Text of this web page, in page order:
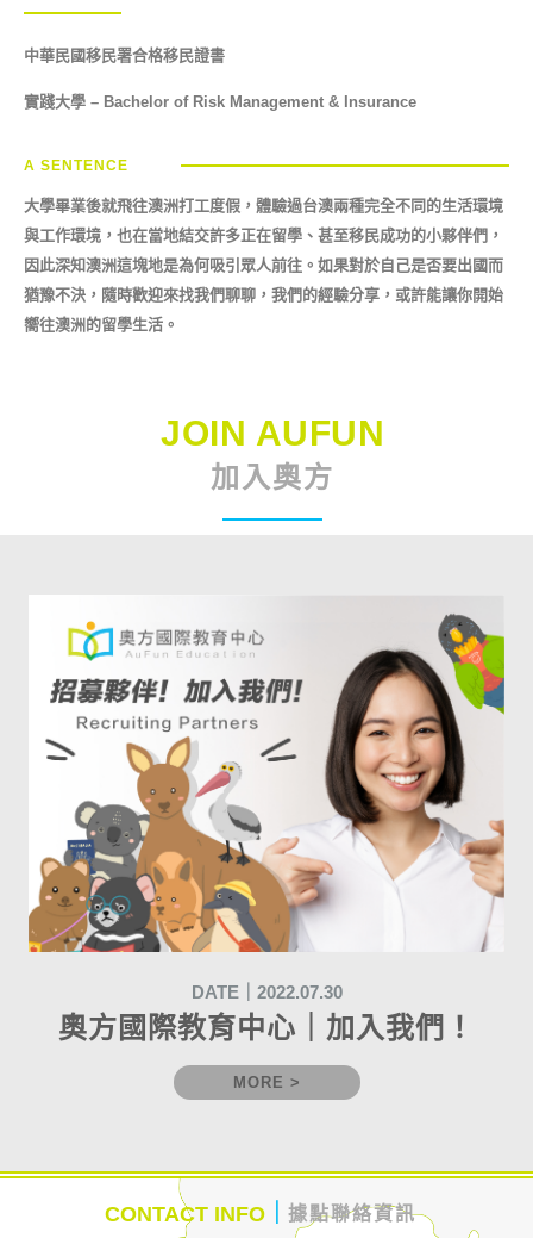
中華民國移民署合格移民證書
實踐大學 – Bachelor of Risk Management & Insurance
A SENTENCE
大學畢業後就飛往澳洲打工度假，體驗過台澳兩種完全不同的生活環境
與工作環境，也在當地結交許多正在留學、甚至移民成功的小夥伴們，
因此深知澳洲這塊地是為何吸引眾人前往。如果對於自己是否要出國而
猶豫不決，隨時歡迎來找我們聊聊，我們的經驗分享，或許能讓你開始
嚮往澳洲的留學生活。
JOIN AUFUN
加入奧方
DATE｜2022.07.30
奧方國際教育中心｜加入我們！
MORE >
CONTACT INFO 據點聯絡資訊